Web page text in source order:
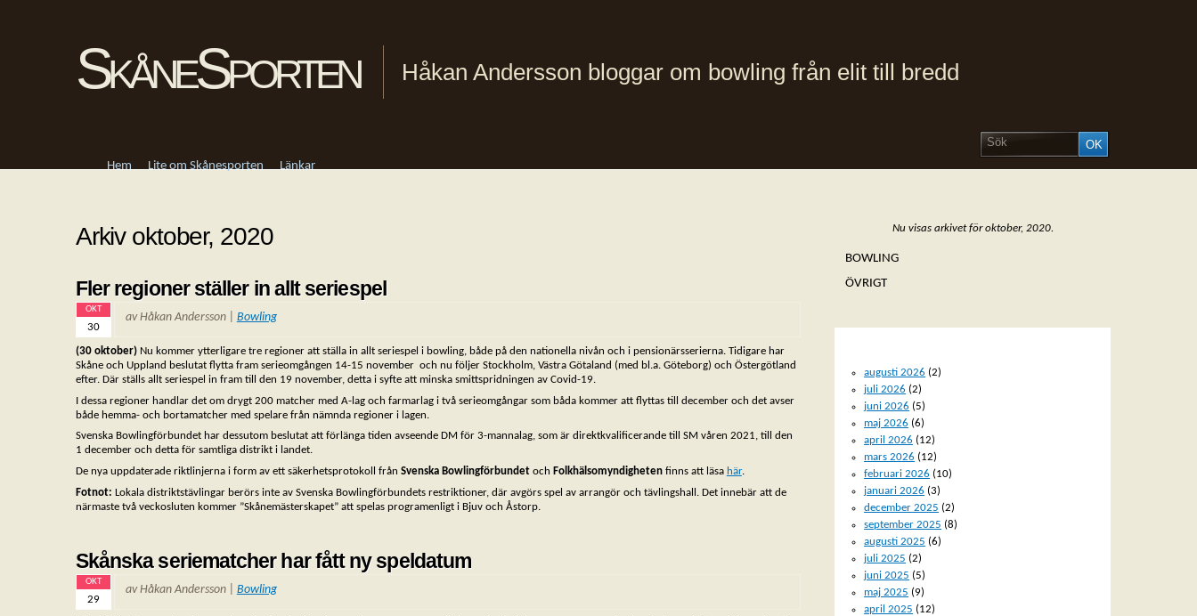
SkåneSporten Håkan Andersson bloggar om bowling från elit till bredd
Hem Lite om Skånesporten Länkar
Arkiv oktober, 2020
Fler regioner ställer in allt seriespel
OKT
30
av Håkan Andersson | Bowling
(30 oktober)Nu kommer ytterligare tre regioner att ställa in allt seriespel i bowling, både på den nationella nivån och i pensionärsserierna. Tidigare har
Skåne och Uppland beslutat flytta fram serieomgången 14-15 november och nu följer Stockholm, Västra Götaland (med bl.a. Göteborg) och Östergötland
efter. Där ställs allt seriespel in fram till den 19 november, detta i syfte att minska smittspridningen av Covid-19.
I dessa regioner handlar det om drygt 200 matcher med A-lag och farmarlag i två serieomgångar som båda kommer att flyttas till december och det avser
både hemma- och bortamatcher med spelare från nämnda regioner i lagen.
Svenska Bowlingförbundet har dessutom beslutat att förlänga tiden avseende DM för 3-mannalag, som är direktkvalificerande till SM våren 2021, till den
1 december och detta för samtliga distrikt i landet.
De nya uppdaterade riktlinjerna i form av ett säkerhetsprotokoll från Svenska Bowlingförbundetoch Folkhälsomyndighetenfinns att läsa här.
Fotnot: Lokala distriktstävlingar berörs inte av Svenska Bowlingförbundets restriktioner, där avgörs spel av arrangör och tävlingshall. Det innebär att de
närmaste två veckosluten kommer ”Skånemästerskapet” att spelas programenligt i Bjuv och Åstorp.
Skånska seriematcher har fått ny speldatum
OKT
29
av Håkan Andersson | Bowling
Nu visas arkivet för oktober, 2020.
BOWLING
ÖVRIGT
augusti 2026 (2)
juli 2026 (2)
juni 2026 (5)
maj 2026 (6)
april 2026 (12)
mars 2026 (12)
februari 2026 (10)
januari 2026 (3)
december 2025 (2)
september 2025 (8)
augusti 2025 (6)
juli 2025 (2)
juni 2025 (5)
maj 2025 (9)
april 2025 (12)